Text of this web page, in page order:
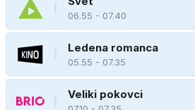
06.55 - 07.40
Ledena romanca
05.55 - 07.35
Veliki pokovci